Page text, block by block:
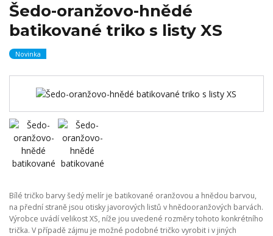
Šedo-oranžovo-hnědé
batikované triko s listy XS
Novinka
Bílé tričko barvy šedý melír je batikované oranžovou a hnědou barvou,
na přední straně jsou otisky javorových listů v hnědooranžových barvách.
Výrobce uvádí velikost XS, níže jou uvedené rozměry tohoto konkrétního
trička. V případě zájmu je možné podobné tričko vyrobit i v jiných